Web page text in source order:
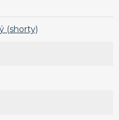
(shorty)